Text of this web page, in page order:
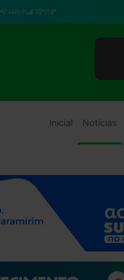
4km/h 32°/19°
Inicial Notícias